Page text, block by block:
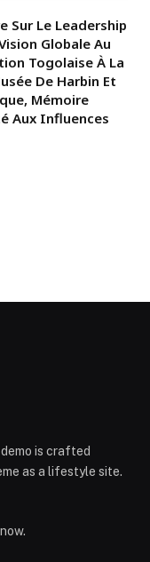
Sur Le Leadership
Globale Au
Togolaise À La
De Harbin Et
Mémoire
Aux Influences
is crafted
as a lifestyle site.